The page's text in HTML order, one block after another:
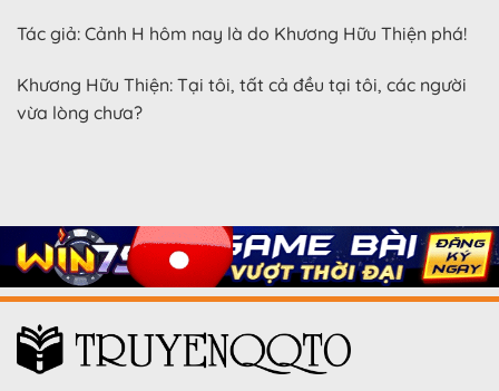
Tác giả: Cảnh H hôm nay là do Khương Hữu Thiện phá!
Khương Hữu Thiện: Tại tôi, tất cả đều tại tôi, các người
vừa lòng chưa?